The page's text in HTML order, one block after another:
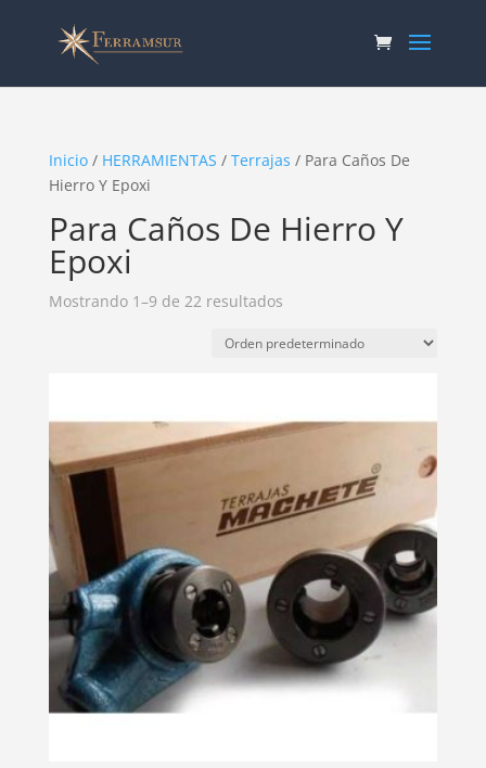
Inicio/ HERRAMIENTAS / Terrajas / Para Caños De
Hierro Y Epoxi
Para Caños De Hierro Y
Epoxi
Mostrando 1–9 de 22 resultados